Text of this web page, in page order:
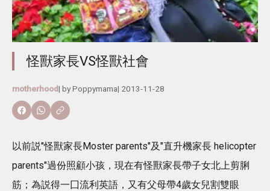
怪獸家長VS怪獸社會
motherhood| byPoppymama| 2013-11-28
以前説"怪獸家長Moster parents"及"直升機家長 helicopter
parents"過份照顧小孩，現在有怪獸家長帶子女北上剪脷
筋；為説得一囗流利英語，又有父母帶4歲女兒割雙眼